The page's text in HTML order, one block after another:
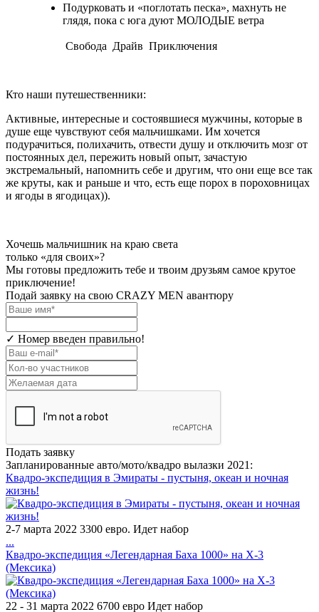
Подурковать и «поглотать песка», махнуть не
глядя, пока с юга дуют МОЛОДЫЕ ветра
Свобода Драйв Приключения
Кто наши путешественники:
Активные, интересные и состоявшиеся мужчины, которые в
душе еще чувствуют себя мальчишками. Им хочется
подурачиться, полихачить, отвести душу и отключить мозг от
постоянных дел, пережить новый опыт, зачастую
экстремальный, напомнить себе и другим, что они еще все так
же круты, как и раньше и что, есть еще порох в пороховницах
и ягоды в ягодицах)).
Хочешь мальчишник на краю света
только «для своих»?
Мы готовы предложить тебе и твоим друзьям самое крутое
приключение!
Подай заявку на свою CRAZY MEN авантюру
✓ Номер введен правильно!
Подать заявку
Запланированные авто/мото/квадро вылазки 2021:
Квадро-экспедиция в Эмираты - пустыня, океан и ночная
жизнь!
2-7 марта 2022 3300 евро. Идет набор
...
Квадро-экспедиция «Легендарная Баха 1000» на X-3
(Мексика)
22 - 31 марта 2022 6700 евро Идет набор